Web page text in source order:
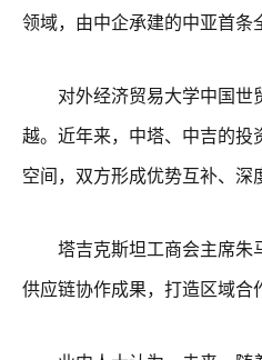
领域，由中企承建的中亚首
对外经济贸易大学中国世贸
越。近年来，中塔、中吉的
空间，双方形成优势互补、
塔吉克斯坦工商会主席朱马
供应链协作成果，打造区域合